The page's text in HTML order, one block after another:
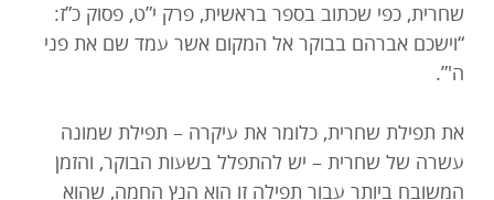
שחרית, כפי שכתוב בספר בראשית, פרק י”ט, פסוק כ”ז:
“וישכם אברהם בבוקר אל המקום אשר עמד שם את פני
ה'”.
את תפילת שחרית, כלומר את עיקרה – תפילת שמונה
עשרה של שחרית – יש להתפלל בשעות הבוקר, והזמן
המשובח ביותר עבור תפילה זו הוא הנץ החמה, שהוא